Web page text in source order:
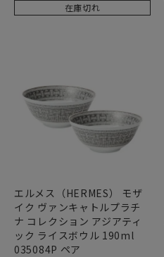
在庫切れ
エルメス（HERMES） モザ
イク ヴァンキャトルプラチ
ナ コレクション アジアティ
ック ライスボウル 190ml
035084P ペア